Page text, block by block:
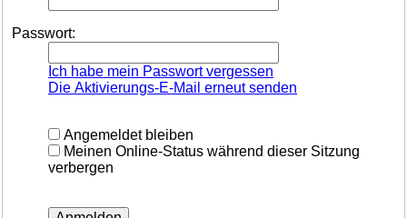
Passwort:
Ich habe mein Passwort vergessen
Die Aktivierungs-E-Mail erneut senden
Angemeldet bleiben
Meinen Online-Status während dieser Sitzung
verbergen